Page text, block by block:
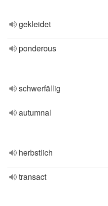
gekleidet
ponderous
schwerfällig
autumnal
herbstlich
transact